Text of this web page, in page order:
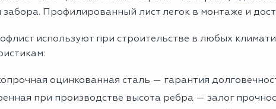
забора. Профилированный лист легок в монтаже и
используют при строительстве в любых
оцинкованная сталь — гарантия
при производстве высота ребра — залог